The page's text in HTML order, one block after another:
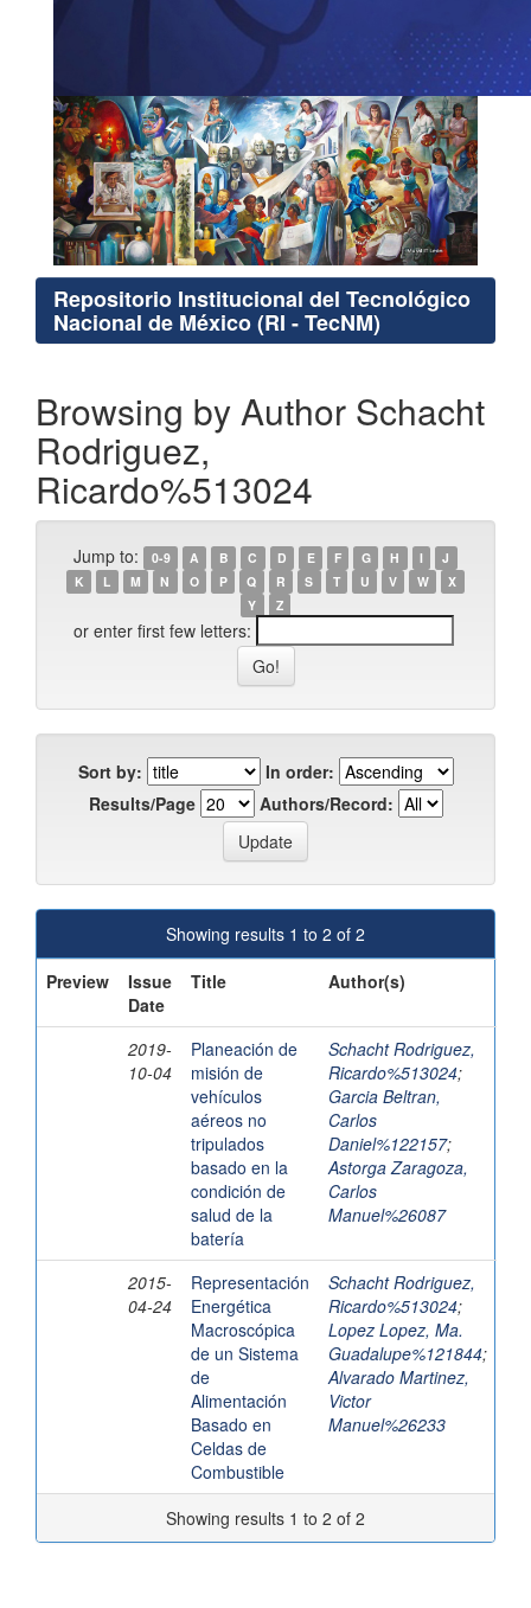
Repositorio Institucional del Tecnológico
Nacional de México (RI - TecNM)
Browsing by Author Schacht
Rodriguez,
Ricardo%513024
Jump to: 0-9 A B C D E F G H I
J
K
L M N O P Q R S T U V W
X
Y
Z
or enter first few letters:
Sort by:
In order:
Results/Page
Authors/Record:
Showing results 1 to 2 of 2
Preview
Issue
Date
Title Author(s)
2019-
10-04
Planeación de
misión de
vehículos
aéreos no
tripulados
basado en la
condición de
salud de la
batería
Schacht Rodriguez,
Ricardo%513024;
Garcia Beltran,
Carlos
Daniel%122157;
Astorga Zaragoza,
Carlos
Manuel%26087
2015-
04-24
Representación
Energética
Macroscópica
de un Sistema
de
Alimentación
Basado en
Celdas de
Combustible
Schacht Rodriguez,
Ricardo%513024;
Lopez Lopez, Ma.
Guadalupe%121844;
Alvarado Martinez,
Victor
Manuel%26233
Showing results 1 to 2 of 2